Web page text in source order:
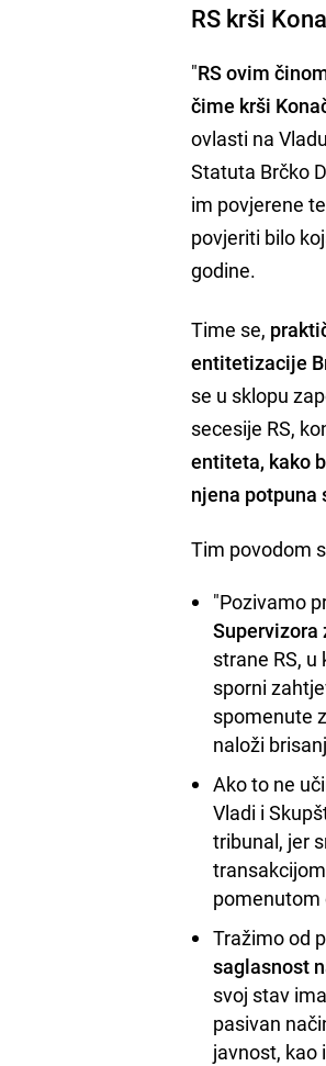
RS krši
"RS ovim
čime krši
ovlasti na
Statuta Brčko
im povjerene
povjeriti bilo
godine.
Time se,
entitetizacije
se u sklopu
secesije RS,
entiteta, kako
njena potpuna
Tim povodom
"Pozivamo
Supervizora
strane RS,
sporni
spomenute
naloži
Ako to ne
Vladi i
tribunal, jer
pomenutom
Tražimo od
saglasnost
svoj stav
pasivan
javnost, kao